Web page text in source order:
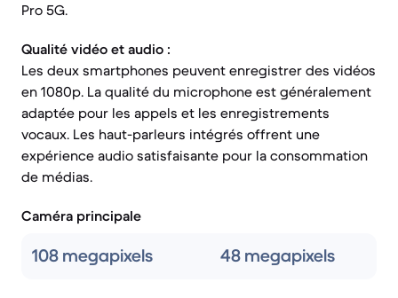
Pro 5G.
Qualité vidéo et audio :
Les deux smartphones peuvent enregistrer des vidéos
en 1080p. La qualité du microphone est généralement
adaptée pour les appels et les enregistrements
vocaux. Les haut-parleurs intégrés offrent une
expérience audio satisfaisante pour la consommation
de médias.
Caméra principale
108 megapixels 48 megapixels